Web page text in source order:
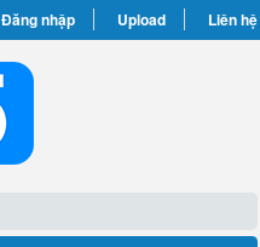
Đăng nhập Upload Liên hệ